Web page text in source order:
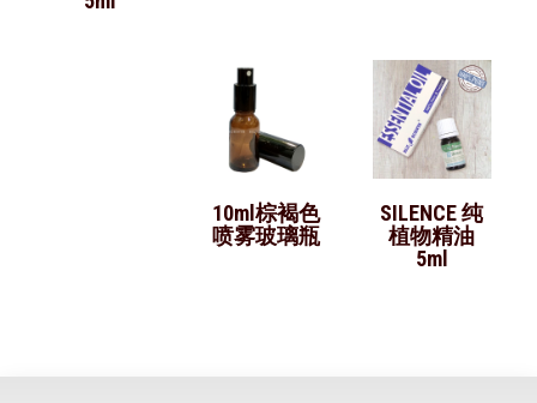
10ml棕褐色
喷雾玻璃瓶
SILENCE 纯
植物精油
5ml